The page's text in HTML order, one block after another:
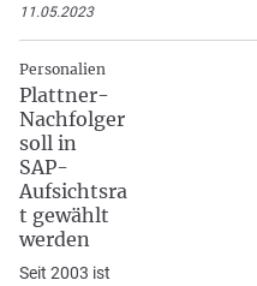
11.05.2023
Personalien
Plattner-
Nachfolger
soll in
SAP-
Aufsichtsra
t gewählt
werden
Seit 2003 ist